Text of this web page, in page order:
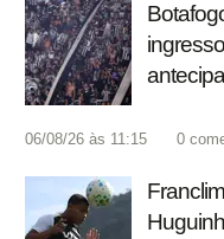
06/08/26 às 11:15 0